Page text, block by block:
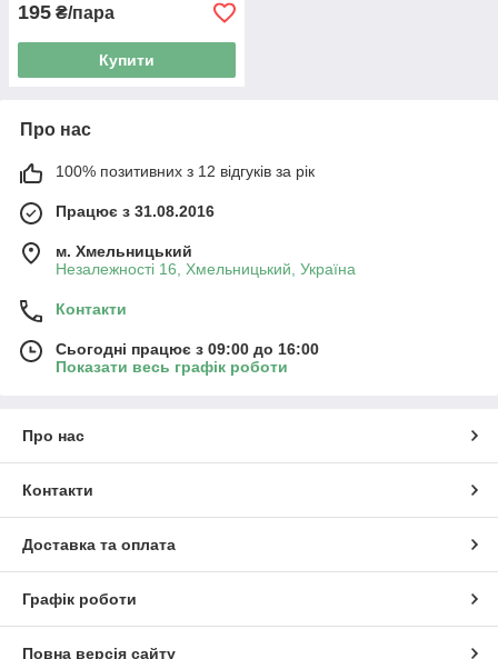
195 ₴/пара
Купити
Про нас
100% позитивних з 12 відгуків за рік
Працює з 31.08.2016
м. Хмельницький
Незалежності 16, Хмельницький, Україна
Контакти
Сьогодні працює з 09:00 до 16:00
Показати весь графік роботи
Про нас
Контакти
Доставка та оплата
Графік роботи
Повна версія сайту